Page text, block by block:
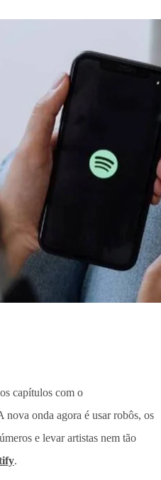
capítulos com o
onda agora é usar robôs, os
e levar artistas nem tão
.